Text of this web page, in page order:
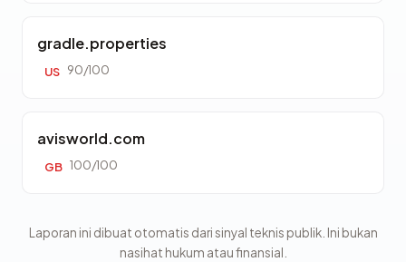
gradle.properties
US 90/100
avisworld.com
GB 100/100
Laporan ini dibuat otomatis dari sinyal teknis publik. Ini bukan
nasihat hukum atau finansial.